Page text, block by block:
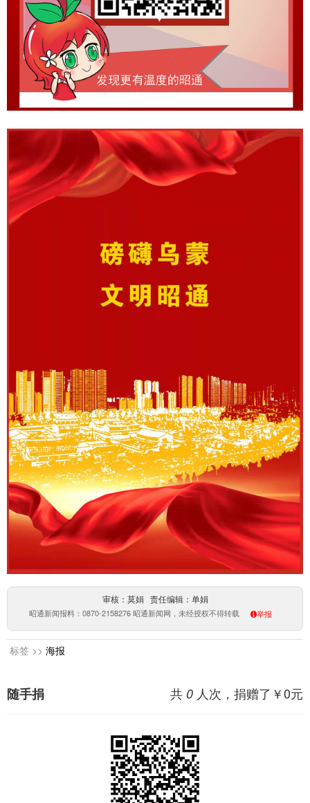
审核：莫娟 责任编辑：单娟
昭通新闻报料：0870-2158276 昭通新闻网，未经授权不得转载 举报
标签 >> 海报
共 0 人次，捐赠了￥0元
随手捐